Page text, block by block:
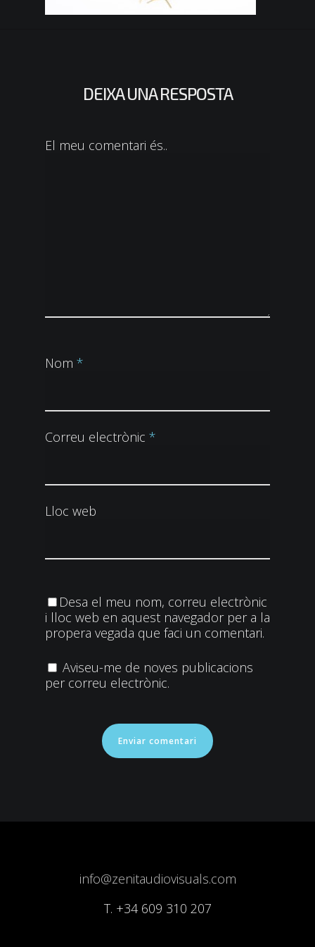
DEIXA UNA RESPOSTA
El meu comentari és..
Nom *
Correu electrònic *
Lloc web
Desa el meu nom, correu electrònic
i lloc web en aquest navegador per a la
propera vegada que faci un comentari.
Aviseu-me de noves publicacions
per correu electrònic.
info@zenitaudiovisuals.com
T. +34 609 310 207